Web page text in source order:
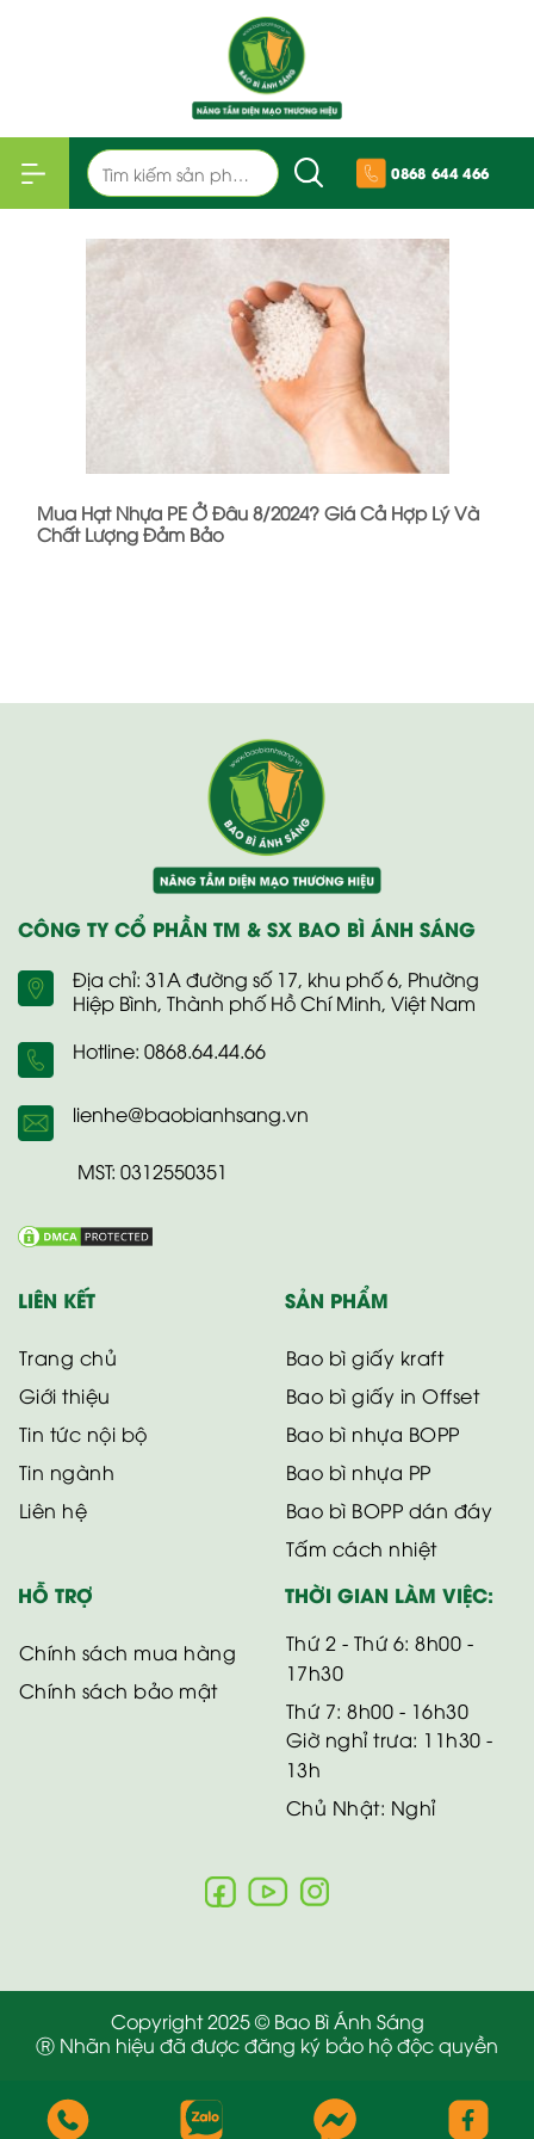
Tìm
kiếm:
0868 644 466
Mua Hạt Nhựa PE Ở Đâu 8/2024? Giá Cả Hợp Lý Và
Chất Lượng Đảm Bảo
CÔNG TY CỔ PHẦN TM & SX BAO BÌ ÁNH SÁNG
Địa chỉ: 31A đường số 17, khu phố 6, Phường
Hiệp Bình, Thành phố Hồ Chí Minh, Việt Nam
Hotline: 0868.64.44.66
lienhe@baobianhsang.vn
MST: 0312550351
LIÊN KẾT
Trang chủ
Giới thiệu
Tin tức nội bộ
Tin ngành
Liên hệ
SẢN PHẨM
Bao bì giấy kraft
Bao bì giấy in Offset
Bao bì nhựa BOPP
Bao bì nhựa PP
Bao bì BOPP dán đáy
Tấm cách nhiệt
HỖ TRỢ
Chính sách mua hàng
Chính sách bảo mật
THỜI GIAN LÀM VIỆC:
Thứ 2 - Thứ 6: 8h00 -
17h30
Thứ 7: 8h00 - 16h30
Giờ nghỉ trưa: 11h30 -
13h
Chủ Nhật: Nghỉ
Copyright 2025 © Bao Bì Ánh Sáng
Ⓡ Nhãn hiệu đã được đăng ký bảo hộ độc quyền